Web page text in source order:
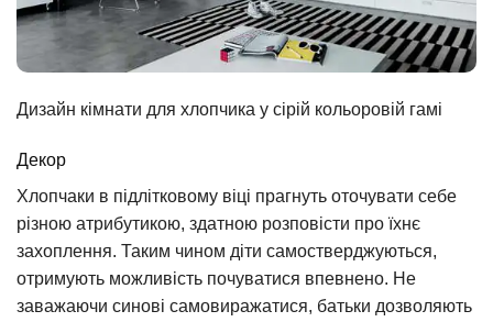
Дизайн кімнати для хлопчика у сірій кольоровій гамі
Декор
Хлопчаки в підлітковому віці прагнуть оточувати себе
різною атрибутикою, здатною розповісти про їхнє
захоплення. Таким чином діти самостверджуються,
отримують можливість почуватися впевнено. Не
заважаючи синові самовиражатися, батьки дозволяють